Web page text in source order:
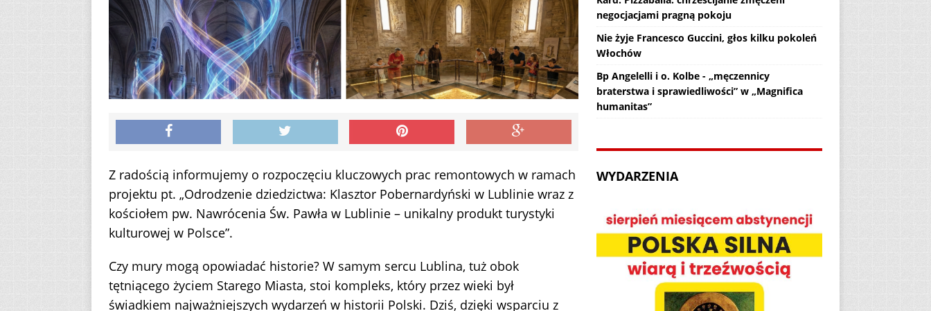
Z radością informujemy o rozpoczęciu kluczowych prac remontowych w ramach
projektu pt. „Odrodzenie dziedzictwa: Klasztor Pobernardyński w Lublinie wraz z
kościołem pw. Nawrócenia Św. Pawła w Lublinie – unikalny produkt turystyki
kulturowej w Polsce”.
Czy mury mogą opowiadać historie? W samym sercu Lublina, tuż obok
tętniącego życiem Starego Miasta, stoi kompleks, który przez wieki był
świadkiem najważniejszych wydarzeń w historii Polski. Dziś, dzięki wsparciu z
negocjacjami pragną pokoju
Nie żyje Francesco Guccini, głos kilku pokoleń
Włochów
Bp Angelelli i o. Kolbe - „męczennicy
braterstwa i sprawiedliwości” w „Magnifica
humanitas”
WYDARZENIA